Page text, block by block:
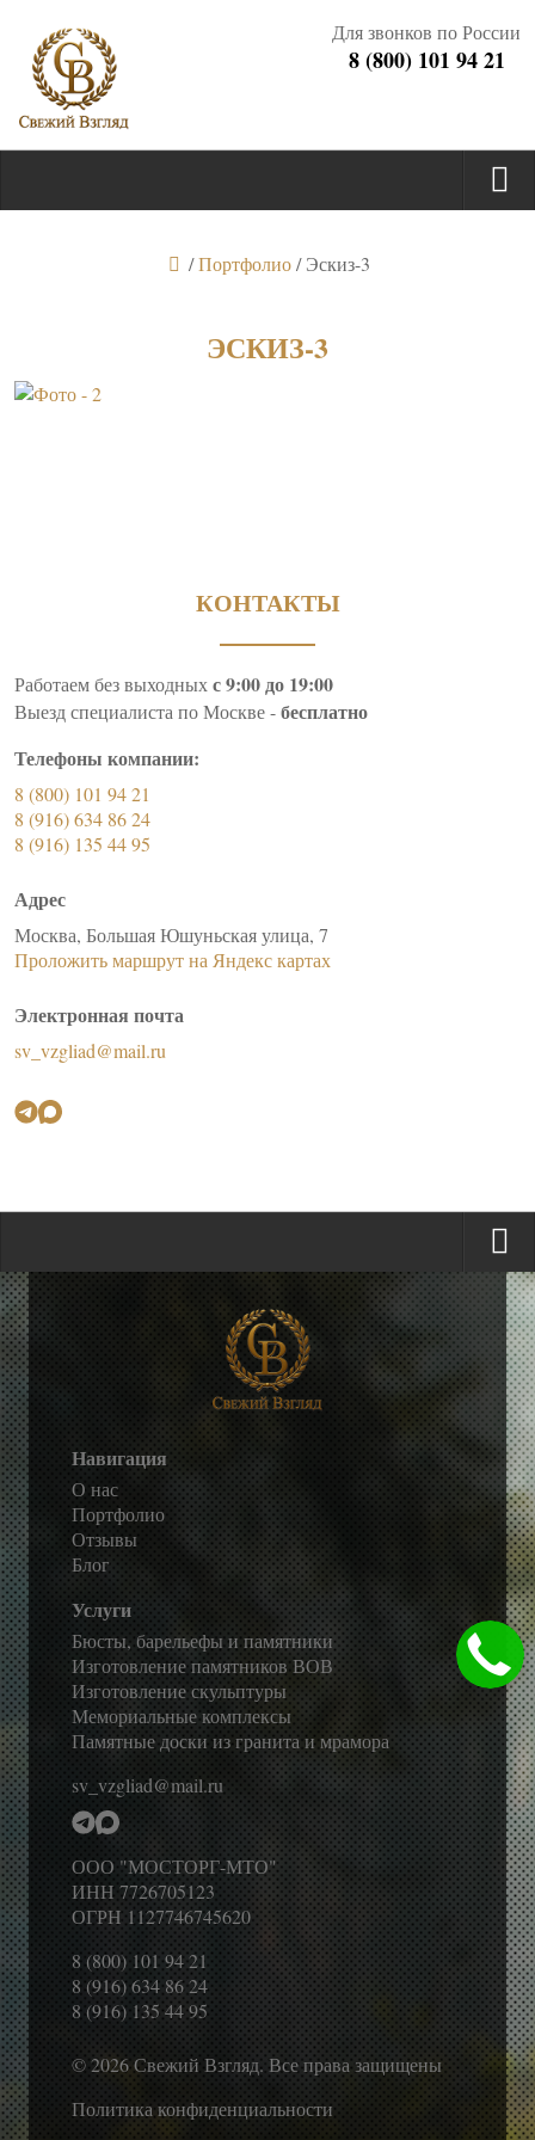
Для звонков по России
8 (800) 101 94 21
/Портфолио/Эскиз-3
ЭСКИЗ-3
КОНТАКТЫ
Работаем без выходныхс 9:00 до 19:00
Выезд специалиста по Москве -бесплатно
Телефоны компании:
8 (800) 101 94 21
8 (916) 634 86 24
8 (916) 135 44 95
Адрес
Москва, Большая Юшуньская улица, 7
Проложить маршрут на Яндекс картах
Электронная почта
sv_vzgliad@mail.ru
Навигация
О нас
Портфолио
Отзывы
Блог
Услуги
Бюсты, барельефы и памятники
Изготовление памятников ВОВ
Изготовление скульптуры
Мемориальные комплексы
Памятные доски из гранита и мрамора
sv_vzgliad@mail.ru
ООО "МОСТОРГ-МТО"
ИНН 7726705123
ОГРН 1127746745620
8 (800) 101 94 21
8 (916) 634 86 24
8 (916) 135 44 95
© 2026 Свежий Взгляд. Все права защищены
Политика конфиденциальности